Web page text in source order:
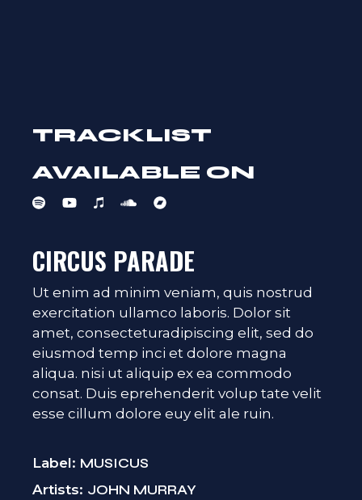
TRACKLIST
AVAILABLE ON
CIRCUS PARADE
Ut enim ad minim veniam, quis nostrud
exercitation ullamco laboris. Dolor sit
amet, consecteturadipiscing elit, sed do
eiusmod temp inci et dolore magna
aliqua. nisi ut aliquip ex ea commodo
consat. Duis eprehenderit volup tate velit
esse cillum dolore euy elit ale ruin.
Label MUSICUS
Artists JOHN MURRAY